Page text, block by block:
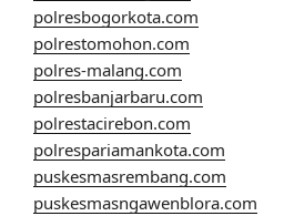
polresbogorkota.com
polrestomohon.com
polres-malang.com
polresbanjarbaru.com
polrestacirebon.com
polrespariamankota.com
puskesmasrembang.com
puskesmasngawenblora.com